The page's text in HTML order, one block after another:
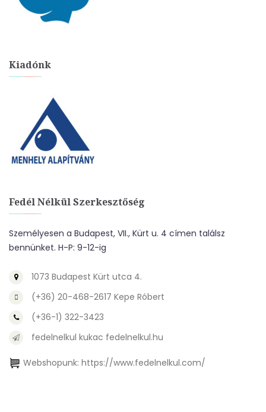
Kiadónk
Fedél Nélkül Szerkesztőség
Személyesen a Budapest, VII., Kürt u. 4 címen találsz
bennünket. H-P: 9-12-ig
1073 Budapest Kürt utca 4.
(+36) 20-468-2617 Kepe Róbert
(+36-1) 322-3423
fedelnelkul kukac fedelnelkul.hu
Webshopunk: https://www.fedelnelkul.com/